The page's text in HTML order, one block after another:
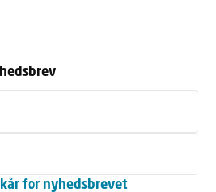
for nyhedsbrevet